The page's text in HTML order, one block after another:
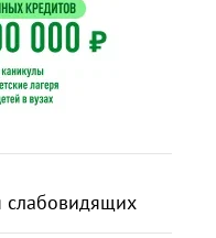
слабовидящих